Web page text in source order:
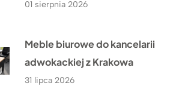
01 sierpnia 2026
Meble biurowe do kancelarii
adwokackiej z Krakowa
31 lipca 2026